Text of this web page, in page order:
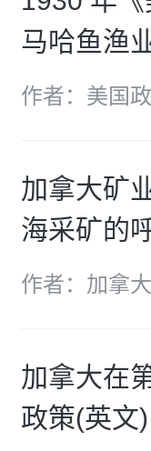
马哈鱼渔
作者：美国
加拿大矿
海采矿的
作者：加拿
加拿大在
政策(英文)